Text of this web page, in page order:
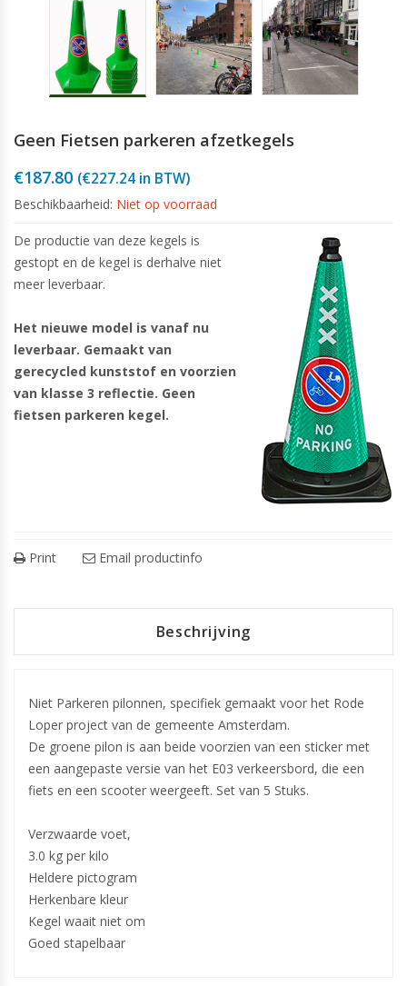
Geen Fietsen parkeren afzetkegels
€187.80 (€227.24 in BTW)
Beschikbaarheid: Niet op voorraad
De productie van deze kegels is
gestopt en de kegel is derhalve niet
meer leverbaar.
Het nieuwe model is vanaf nu
leverbaar. Gemaakt van
gerecycled kunststof en voorzien
van klasse 3 reflectie. Geen
fietsen parkeren kegel.
Print Email productinfo
Beschrijving
Niet Parkeren pilonnen, specifiek gemaakt voor het Rode
Loper project van de gemeente Amsterdam.
De groene pilon is aan beide voorzien van een sticker met
een aangepaste versie van het E03 verkeersbord, die een
fiets en een scooter weergeeft. Set van 5 Stuks.
Verzwaarde voet,
3.0 kg per kilo
Heldere pictogram
Herkenbare kleur
Kegel waait niet om
Goed stapelbaar